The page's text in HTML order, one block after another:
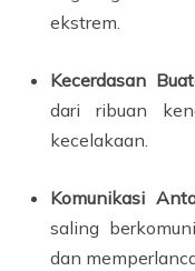
ekstrem.
Kecerdasan
dari ribuan
kecelakaan.
Komunikasi
saling
dan